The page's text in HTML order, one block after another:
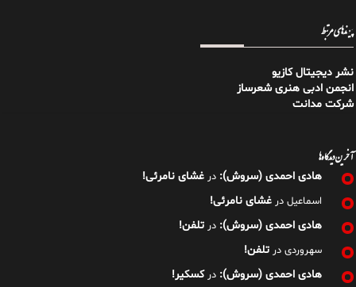
پیوندهای مرتبط
نشر دیجیتال کازیو
انجمن ادبی هنری شعرساز
شرکت مدانت
آخرین دیدگاه‌ها
هادی احمدی (سروش): در غشای نامرئی!
اسماعیل در غشای نامرئی!
هادی احمدی (سروش): در تلفن!
سهروردی در تلفن!
هادی احمدی (سروش): درکسکیر!